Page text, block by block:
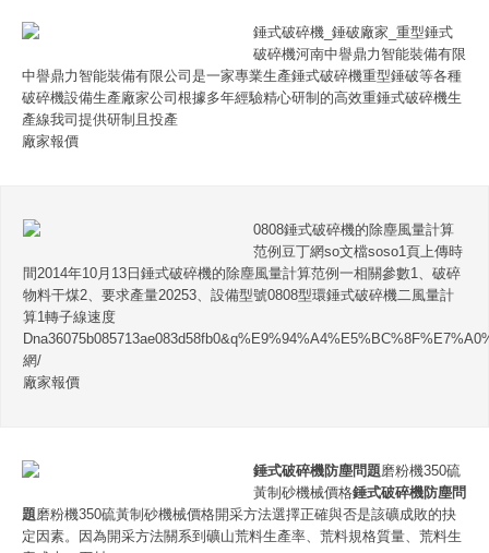
錘式破碎機_錘破廠家_重型錘式
破碎機河南中譽鼎力智能裝備有限
中譽鼎力智能裝備有限公司是一家專業生產錘式破碎機重型錘破等各種
破碎機設備生產廠家公司根據多年經驗精心研制的高效重錘式破碎機生
產線我司提供研制且投產
廠家報價
0808錘式破碎機的除塵風量計算
范例豆丁網so文檔soso1頁上傳時
間2014年10月13日錘式破碎機的除塵風量計算范例一相關參數1、破碎
物料干煤2、要求產量20253、設備型號0808型環錘式破碎機二風量計
算1轉子線速度
網/
廠家報價
錘式破碎機防塵問題磨粉機350硫
黃制砂機械價格錘式破碎機防塵問
題磨粉機350硫黃制砂機械價格開采方法選擇正確與否是該礦成敗的抉
定因素。因為開采方法關系到礦山荒料生產率、荒料規格質量、荒料生